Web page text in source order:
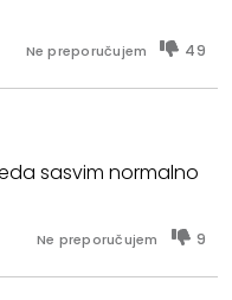
Ne preporučujem 49
sasvim normalno
Ne preporučujem 9